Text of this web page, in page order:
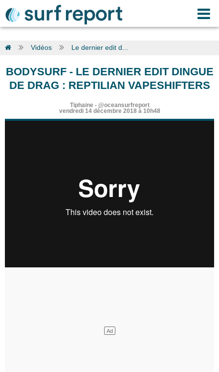
Vidéos Le dernier edit d...
BODYSURF- LE DERNIER EDIT DINGUE
DE DRAG : REPTILIAN VAPESHIFTERS
Tiphaine- @oceansurfreport
vendredi 14 décembre 2018 à 10h48